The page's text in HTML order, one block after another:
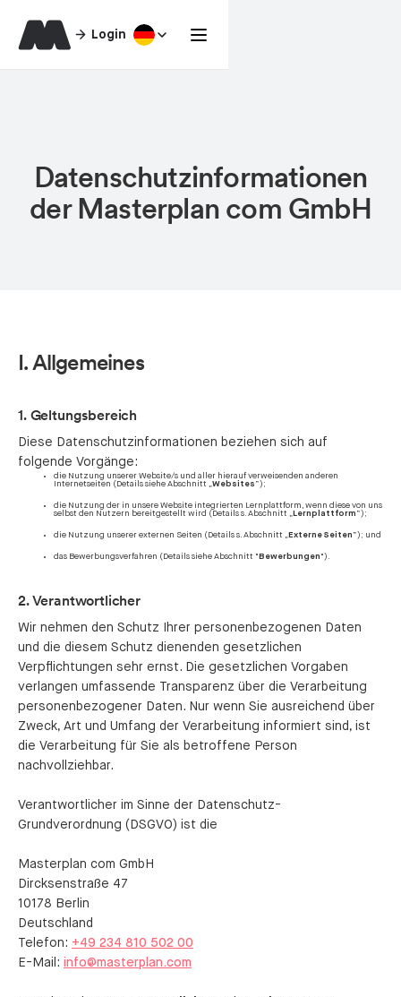
Login
Datenschutzinformationen
der Masterplan com GmbH
I. Allgemeines
1. Geltungsbereich
Diese Datenschutzinformationen beziehen sich auf
folgende Vorgänge:
die Nutzung unserer Website/s und aller hierauf verweisenden anderen
Internetseiten (Details siehe Abschnitt „Websites “);
die Nutzung der in unsere Website integrierten Lernplattform, wenn diese von uns
selbst den Nutzern bereitgestellt wird (Details s. Abschnitt „ Lernplattform “);
die Nutzung unserer externen Seiten (Details s. Abschnitt „ Externe Seiten “); und
das Bewerbungsverfahren (Details siehe Abschnitt " Bewerbungen ").
2. Verantwortlicher
Wir nehmen den Schutz Ihrer personenbezogenen Daten
und die diesem Schutz dienenden gesetzlichen
Verpflichtungen sehr ernst. Die gesetzlichen Vorgaben
verlangen umfassende Transparenz über die Verarbeitung
personenbezogener Daten. Nur wenn Sie ausreichend über
Zweck, Art und Umfang der Verarbeitung informiert sind, ist
die Verarbeitung für Sie als betroffene Person
nachvollziehbar.
Verantwortlicher im Sinne der Datenschutz-
Grundverordnung (DSGVO) ist die
Masterplan com GmbH
Dircksenstraße 47
10178 Berlin
Deutschland
Telefon: +49 234 810 502 00
E-Mail: info@masterplan.com